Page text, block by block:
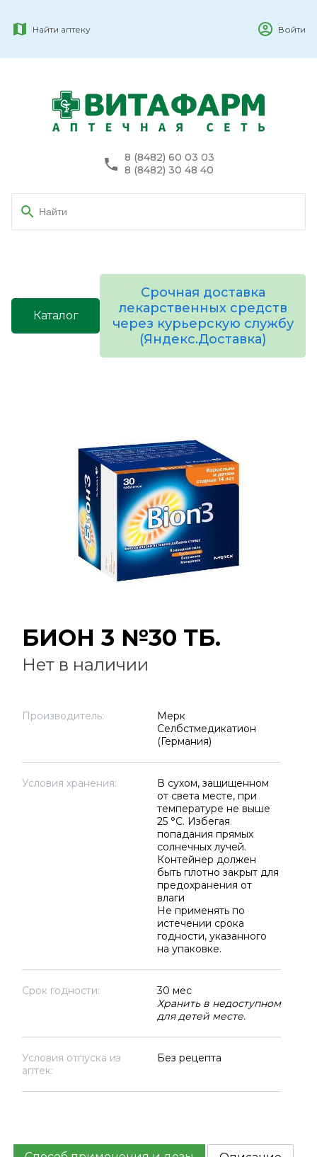
Найти аптеку Войти
8 (8482) 60 03 03
8 (8482) 30 48 40
Каталог
Срочная доставка
лекарственных средств
через курьерскую службу
(Яндекс.Доставка)
БИОН 3 №30 ТБ.
Нет в наличии
Производитель:
Мерк
Селбстмедикатион
(Германия)
Условия хранения:
В сухом, защищенном
от света месте, при
температуре не выше
25 °C. Избегая
попадания прямых
солнечных лучей.
Контейнер должен
быть плотно закрыт для
предохранения от
влаги
Не применять по
истечении срока
годности, указанного
на упаковке.
Срок годности:
30 мес
Хранить в недоступном
для детей месте.
Условия отпуска из
аптек:
Без рецепта